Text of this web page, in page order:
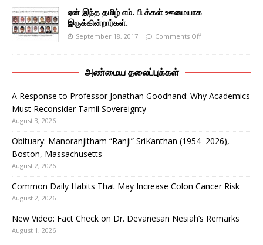
ஏன் இந்த தமிழ் எம். பி க்கள் ஊமையாக
இருக்கின்றார்கள்.
September 18, 2017 Comments Off
அண்மைய தலைப்புக்கள்
A Response to Professor Jonathan Goodhand: Why Academics
Must Reconsider Tamil Sovereignty
August 3, 2026
Obituary: Manoranjitham “Ranji” SriKanthan (1954–2026),
Boston, Massachusetts
August 2, 2026
Common Daily Habits That May Increase Colon Cancer Risk
August 2, 2026
New Video: Fact Check on Dr. Devanesan Nesiah’s Remarks
August 1, 2026